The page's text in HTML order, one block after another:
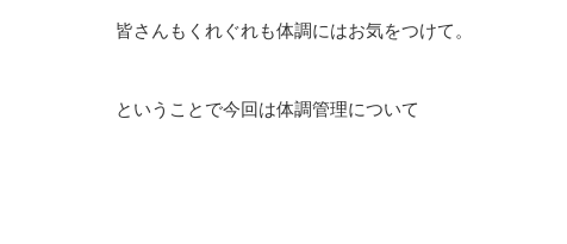
皆さんもくれぐれも体調にはお気をつけて。
ということで今回は体調管理について